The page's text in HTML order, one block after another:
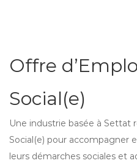
Offre
Social(e)
Une industrie basée à Settat
Social(e) pour accompagner
leurs démarches sociales et